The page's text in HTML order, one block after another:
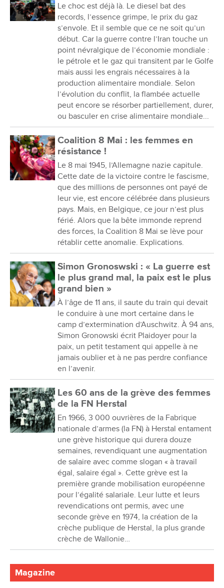
Le choc est déjà là. Le diesel bat des
records, l’essence grimpe, le prix du gaz
s’envole. Et il semble que ce ne soit qu’un
début. Car la guerre contre l’Iran touche un
point névralgique de l’économie mondiale :
le pétrole et le gaz qui transitent par le Golfe
mais aussi les engrais nécessaires à la
production alimentaire mondiale. Selon
l’évolution du conflit, la flambée actuelle
peut encore se résorber partiellement, durer,
ou basculer en crise alimentaire mondiale...
Coalition 8 Mai : les femmes en
résistance !
Le 8 mai 1945, l’Allemagne nazie capitule.
Cette date de la victoire contre le fascisme,
que des millions de personnes ont payé de
leur vie, est encore célébrée dans plusieurs
pays. Mais, en Belgique, ce jour n’est plus
férié. Alors que la bête immonde reprend
des forces, la Coalition 8 Mai se lève pour
rétablir cette anomalie. Explications.
Simon Gronoswski : « La guerre est
le plus grand mal, la paix est le plus
grand bien »
À l’âge de 11 ans, il saute du train qui devait
le conduire à une mort certaine dans le
camp d’extermination d’Auschwitz. À 94 ans,
Simon Gronowski écrit Plaidoyer pour la
paix, un petit testament qui appelle à ne
jamais oublier et à ne pas perdre confiance
en l’avenir.
Les 60 ans de la grève des femmes
de la FN Herstal
En 1966, 3 000 ouvrières de la Fabrique
nationale d’armes (la FN) à Herstal entament
une grève historique qui durera douze
semaines, revendiquant une augmentation
de salaire avec comme slogan « à travail
égal, salaire égal ». Cette grève est la
première grande mobilisation européenne
pour l’égalité salariale. Leur lutte et leurs
revendications ont permis, avec une
seconde grève en 1974, la création de la
crèche publique de Herstal, la plus grande
crèche de Wallonie…
Magazine